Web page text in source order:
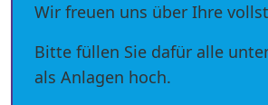
Wir freuen uns über Ihre
Bitte füllen Sie dafür alle
als Anlagen hoch.